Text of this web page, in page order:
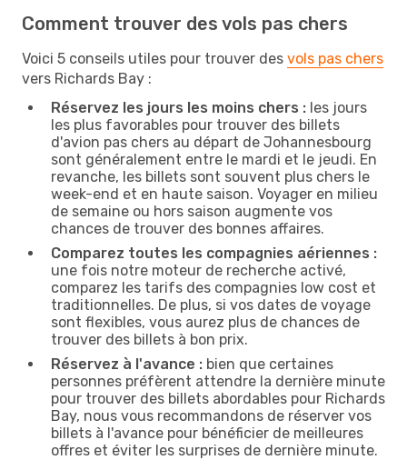
Comment trouver des vols pas chers
Voici 5 conseils utiles pour trouver des vols pas chers
vers Richards Bay :
Réservez les jours les moins chers : les jours
les plus favorables pour trouver des billets
d'avion pas chers au départ de Johannesbourg
sont généralement entre le mardi et le jeudi. En
revanche, les billets sont souvent plus chers le
week-end et en haute saison. Voyager en milieu
de semaine ou hors saison augmente vos
chances de trouver des bonnes affaires.
Comparez toutes les compagnies aériennes :
une fois notre moteur de recherche activé,
comparez les tarifs des compagnies low cost et
traditionnelles. De plus, si vos dates de voyage
sont flexibles, vous aurez plus de chances de
trouver des billets à bon prix.
Réservez à l'avance : bien que certaines
personnes préfèrent attendre la dernière minute
pour trouver des billets abordables pour Richards
Bay, nous vous recommandons de réserver vos
billets à l'avance pour bénéficier de meilleures
offres et éviter les surprises de dernière minute.